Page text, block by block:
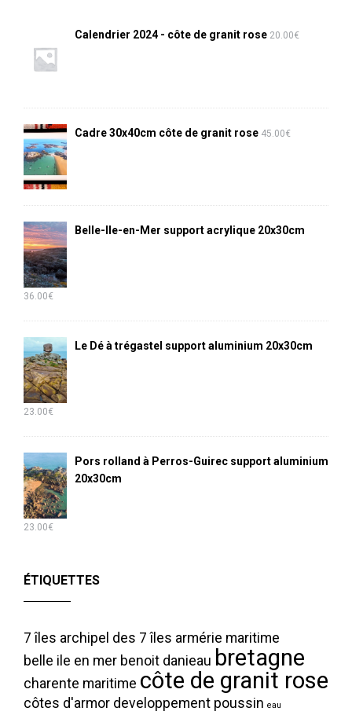
Calendrier 2024 - côte de granit rose 20.00€
Cadre 30x40cm côte de granit rose 45.00€
Belle-Ile-en-Mer support acrylique 20x30cm
36.00€
Le Dé à trégastel support aluminium 20x30cm
23.00€
Pors rolland à Perros-Guirec support aluminium
20x30cm
23.00€
ÉTIQUETTES
7 îles archipel des 7 îles armérie maritime
belle ile en mer benoit danieau bretagne
charente maritime côte de granit rose
côtes d'armor developpement poussin eau